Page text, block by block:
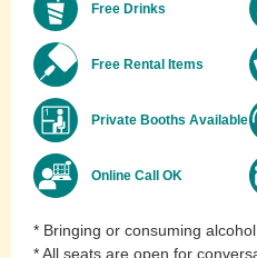
Free Drinks
Free Rental Items
Private Booths Available
Online Call OK
* Bringing or consuming
* All seats are open for